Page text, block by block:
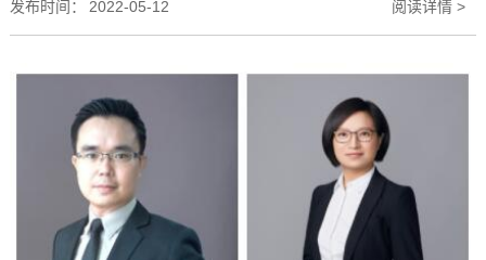
发布时间： 2022-05-12 阅读详情 >